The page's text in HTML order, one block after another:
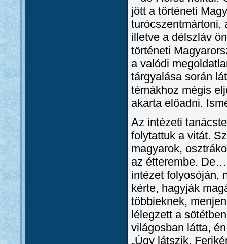
jött a történeti
turócszentmártoni,
illetve a délszláv
történeti
a valódi
tárgyalása során
témákhoz mégis
akarta előadni.
Az intézeti
folytattuk a vitát.
magyarok,
az étterembe.
intézet folyosóján,
kérte, hagyják
többieknek,
lélegzett a
világosban látta,
„Úgy látszik,